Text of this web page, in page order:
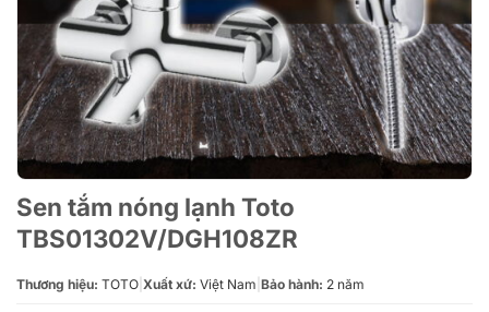
Sen tắm nóng lạnh Toto
TBS01302V/DGH108ZR
Thương hiệu: TOTO Xuất xứ: Việt Nam Bảo hành: 2 năm